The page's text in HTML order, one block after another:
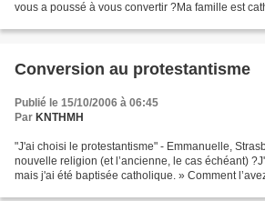
vous a poussé à vous convertir ?Ma famille est
Conversion au protestantisme
Publié le 15/10/2006 à 06:45
Par KNTHMH
"J'ai choisi le protestantisme" - Emmanuelle,
nouvelle religion (et l’ancienne, le cas échéant)
mais j'ai été baptisée catholique. » Comment